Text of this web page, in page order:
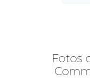
Fotos